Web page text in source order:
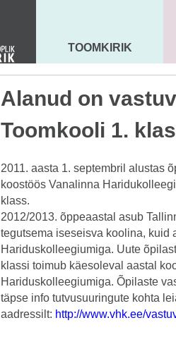
MAARJA KIRIK
TOOMKIRIK
Alanud on
Toomkooli 1.
2011. aasta 1. septembril alustas
koostöös Vanalinna
klass.
2012/2013. õppeaastal asub
tegutsema iseseisva koolina, kuid
Hariduskolleegiumiga. Uute
klassi toimub käesoleval aastal
Hariduskolleegiumiga. Õpilaste
täpse info tutvusuuringute kohta
aadressilt: http://www.vhk.ee/